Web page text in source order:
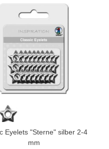
Eyelets "Sterne" silber 2-4
mm